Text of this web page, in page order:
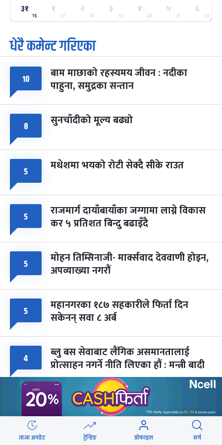
२५
मंगल
ग्याल्पो ल्होसार
फाल्गुन २५, २०८३ Mar 9, 2027
७ महिना बाँकी
७
आइत
पूर्णिमा व्रत
चैत्र ७, २०८३-Mar 21, 2027
८ फागुपूर्णिमा
चैत्र ८, २०८३-Mar 22, 2027
७ महिना बाँकी
३१
16
१
17
२
18
३
19
४
20
५
21
६
22
धेरै कमेन्ट गरिएका
१० बाम माछाको रहस्यमय जीवन : नदीका
पाहुना, समुद्रका सन्तान
८ सुनचाँदीको मूल्य बढ्यो
५ मधेशमा भयको रोटी सेक्दै सीके राउत
५ राजमार्ग दायाँबायाँका जग्गामा लाग्ने विकास
कर ५ प्रतिशत बिन्दु बढाइँदै
५ मोहन तिम्सिनाजी- मार्क्सवाद देववाणी होइन,
अपव्याख्या नगरौं
५ महानगरका १८७ सहकारीले फिर्ता दिन
सकेनन् सवा ८ अर्ब
४ ब्लु बस सेवाबाट लैंगिक असमानतालाई
प्रोत्साहन नगर्ने नीति लिएका हौं : मन्त्री बादी
वेबस्टोरिज
ताजा अपडेट ट्रेन्डिङ प्रोफाइल सर्च